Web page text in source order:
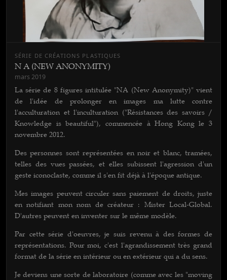
SÉRIE DE CRÉATIONS PLASTIQUES
N A (NEW ANONYMITY)
mars 2019
La série de 8 figures intitulée "NA (New Anonymity)" vient
de l'idée de prolonger en images ma lutte contre
l'acculturation et l'inculturation ("Résistances des savoirs /
Knowledge is beautiful"), commencée à Hong Kong le 3
novembre 2012.
Des personnes sont représentées en noir et blanc, tramées,
telles des vues passées, et elles subissent l'agression d'un
geste iconoclaste, comme il s'en fit déjà à l'époque antique.
Mes images peuvent circuler sans paiement de droits, juste
en notifiant mon nom de créateur : Mister Local-Global.
D'autres peuvent en inventer sur le même modèle.
Par cette série d'oeuvres, je suis revenu à des formes de
représentations. Pour moi, c'est l'agrandissement très grand
format de la série en intérieur ou en extérieur qui a du sens.
Je deviens une sorte de laboratoire (comme avec les "moving